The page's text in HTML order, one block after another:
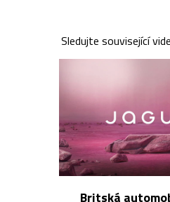
Sledujte související
Britská